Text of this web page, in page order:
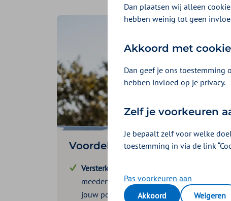
Voordelen werkgever
Versterking van het werkgeversimago
meedenkt over gemak en zekerheid voor
jouw positie als aantrekkelijke werkgever
Dan plaatsen wij alleen
hebben weinig tot geen
Akkoord met
Dan geef je ons toestemming
hebben invloed op je privacy.
Zelf je voorkeuren
Je bepaalt zelf voor welke
toestemming in via de link
Pas voorkeuren aan
Akkoord
Weigeren